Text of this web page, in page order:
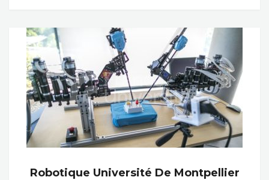
Robotique Université De Montpellier